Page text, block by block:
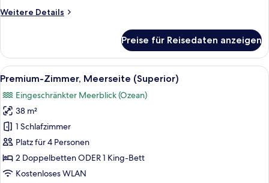
Weitere Details
Weitere
Zimmer,
Meerseite
(Superior)
Preise für Reisedaten anzeigen
Alle
Fotos
für
Premium-
Zimmer,
Meerseite
(Superior)
anzeigen
Ein Hotelzimmer mit einem großen
15
Premium-Zimmer, Meerseite (Superior)
Eingeschränkter Meerblick (Ozean)
38 m²
1 Schlafzimmer
Platz für 4 Personen
2 Doppelbetten ODER 1 King-Bett
Kostenloses WLAN